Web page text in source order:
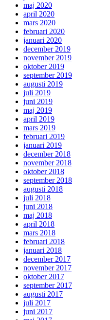
maj 2020
april 2020
mars 2020
februari 2020
januari 2020
december 2019
november 2019
oktober 2019
september 2019
augusti 2019
juli 2019
juni 2019
maj 2019
april 2019
mars 2019
februari 2019
januari 2019
december 2018
november 2018
oktober 2018
september 2018
augusti 2018
juli 2018
juni 2018
maj 2018
april 2018
mars 2018
februari 2018
januari 2018
december 2017
november 2017
oktober 2017
september 2017
augusti 2017
juli 2017
juni 2017